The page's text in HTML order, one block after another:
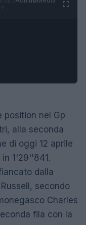
position nel Gp
alla seconda
di oggi 12 aprile
1'29''841.
dalla
secondo
Charles
fila con la